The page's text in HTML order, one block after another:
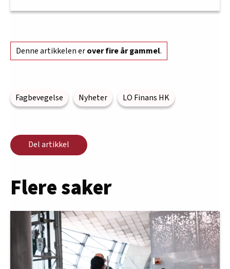
Denne artikkelen erover fire år gammel.
Fagbevegelse Nyheter LO Finans HK
Del artikkel
Flere saker